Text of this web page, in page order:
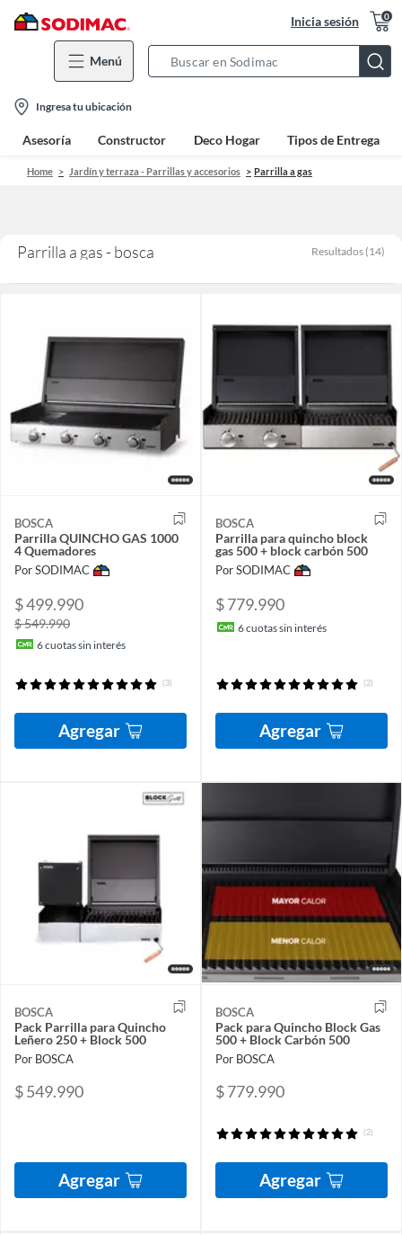
Inicia sesión 0
Menú
Bar
location-
icon
Ingresa tu ubicación
Asesoría Constructor Deco Hogar Tipos de Entrega
Home Jardín y terraza - Parrillas y accesorios Parrilla a gas
Parrilla a gas - bosca Resultados (14)
BOSCA
Parrilla QUINCHO GAS 1000
4 Quemadores
Por SODIMAC
$ 499.990
$ 549.990
6cuotas sin interés
(3)
Agregar
BOSCA
Parrilla para quincho block
gas 500 + block carbón 500
Por SODIMAC
$ 779.990
6cuotas sin interés
(2)
Agregar
BOSCA
Pack Parrilla para Quincho
Leñero 250 + Block 500
Por BOSCA
$ 549.990
Agregar
BOSCA
Pack para Quincho Block Gas
500 + Block Carbón 500
Por BOSCA
$ 779.990
(2)
Agregar